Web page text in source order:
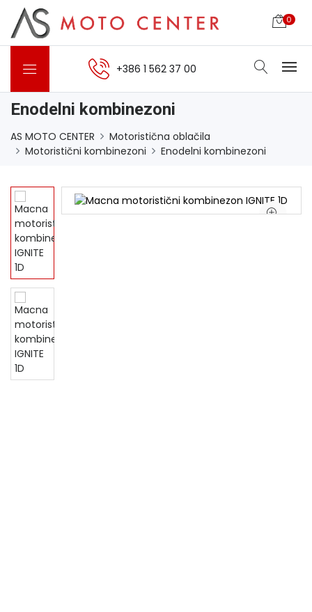
0
+386 1 562 37 00
Enodelni kombinezoni
AS MOTO CENTER
Motoristična oblačila
Motoristični kombinezoni
Enodelni kombinezoni